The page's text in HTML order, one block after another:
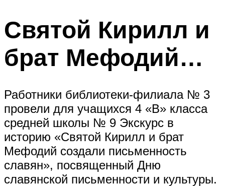
Святой Кирилл и
брат Мефодий…
Работники библиотеки-филиала № 3
провели для учащихся 4 «В» класса
средней школы № 9 Экскурс в
историю «Святой Кирилл и брат
Мефодий создали письменность
славян», посвященный Дню
славянской письменности и культуры.